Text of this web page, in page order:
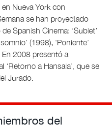
Nueva York con
se han proyectado
Spanish Cinema: ‘Sublet’
(1998), ‘Poniente’
En 2008 presentó a
‘Retorno a Hansala’, que se
Jurado.
del